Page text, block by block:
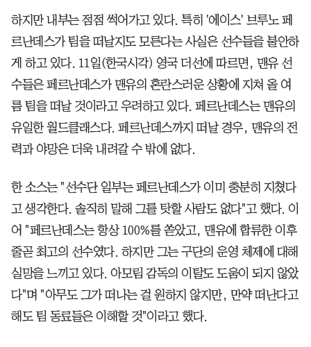
하지만 내부는 점점 썩어가고 있다. 특히 '에이스' 브루노 페
르난데스가 팀을 떠날지도 모른다는 사실은 선수들을 불안하
게 하고 있다. 11일(한국시각) 영국 더선에 따르면, 맨유 선
수들은 페르난데스가 맨유의 혼란스러운 상황에 지쳐 올 여
름 팀을 떠날 것이라고 우려하고 있다. 페르난데스는 맨유의
유일한 월드클래스다. 페르난데스까지 떠날 경우, 맨유의 전
력과 야망은 더욱 내려갈 수 밖에 없다.
한 소스는 "선수단 일부는 페르난데스가 이미 충분히 지쳤다
고 생각한다. 솔직히 말해 그를 탓할 사람도 없다"고 했다. 이
어 "페르난데스는 항상 100%를 쏟았고, 맨유에 합류한 이후
줄곧 최고의 선수였다. 하지만 그는 구단의 운영 체제에 대해
실망을 느끼고 있다. 아모림 감독의 이탈도 도움이 되지 않았
다"며 "아무도 그가 떠나는 걸 원하지 않지만, 만약 떠난다고
해도 팀 동료들은 이해할 것"이라고 했다.